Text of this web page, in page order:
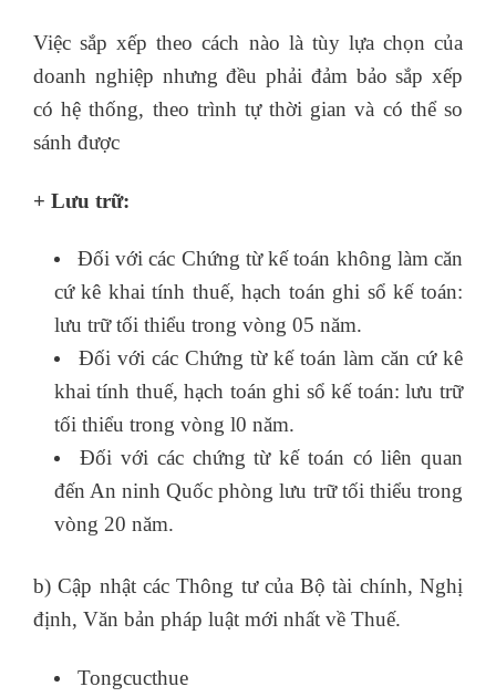
Việc sắp xếp theo cách nào là tùy lựa chọn của
doanh nghiệp nhưng đều phải đảm bảo sắp xếp
có hệ thống, theo trình tự thời gian và có thể so
sánh được
+ Lưu trữ:
Đối với các Chứng từ kế toán không làm căn
cứ kê khai tính thuế, hạch toán ghi sổ kế toán:
lưu trữ tối thiểu trong vòng 05 năm.
Đối với các Chứng từ kế toán làm căn cứ kê
khai tính thuế, hạch toán ghi sổ kế toán: lưu trữ
tối thiểu trong vòng l0 năm.
Đối với các chứng từ kế toán có liên quan
đến An ninh Quốc phòng lưu trữ tối thiểu trong
vòng 20 năm.
b) Cập nhật các Thông tư của Bộ tài chính, Nghị
định, Văn bản pháp luật mới nhất về Thuế.
Tongcucthue